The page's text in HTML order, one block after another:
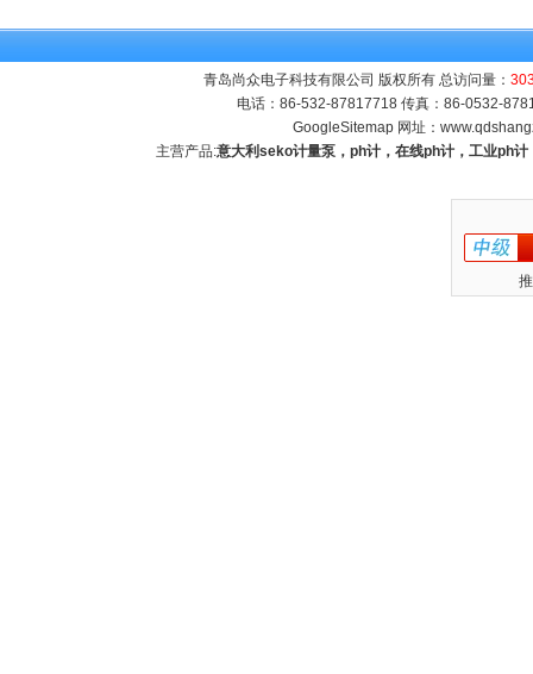
青岛尚众电子科技有限公司 版权所有 总访问量：
电话：86-532-87817718 传真：86-0532-
GoogleSitemap 网址：
主营产品:意大利seko计量泵，ph计，在线ph计，工业ph